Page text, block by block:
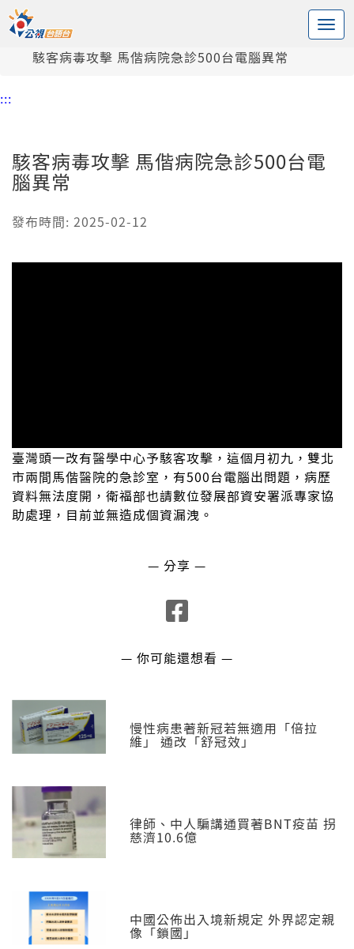
中央內容區塊
頭頁
駭客病毒攻擊 馬偕病院急診500台電腦異常
:::
駭客病毒攻擊 馬偕病院急診500台電
腦異常
發布時間: 2025-02-12
臺灣頭一改有醫學中心予駭客攻擊，這個月初九，雙北
市兩間馬偕醫院的急診室，有500台電腦出問題，病歷
資料無法度開，衛福部也請數位發展部資安署派專家協
助處理，目前並無造成個資漏洩。
— 分享 —
— 你可能還想看 —
慢性病患著新冠若無適用「倍拉
維」 通改「舒冠效」
律師、中人騙講通買著BNT疫苗 拐
慈濟10.6億
中國公佈出入境新規定 外界認定親
像「鎖國」